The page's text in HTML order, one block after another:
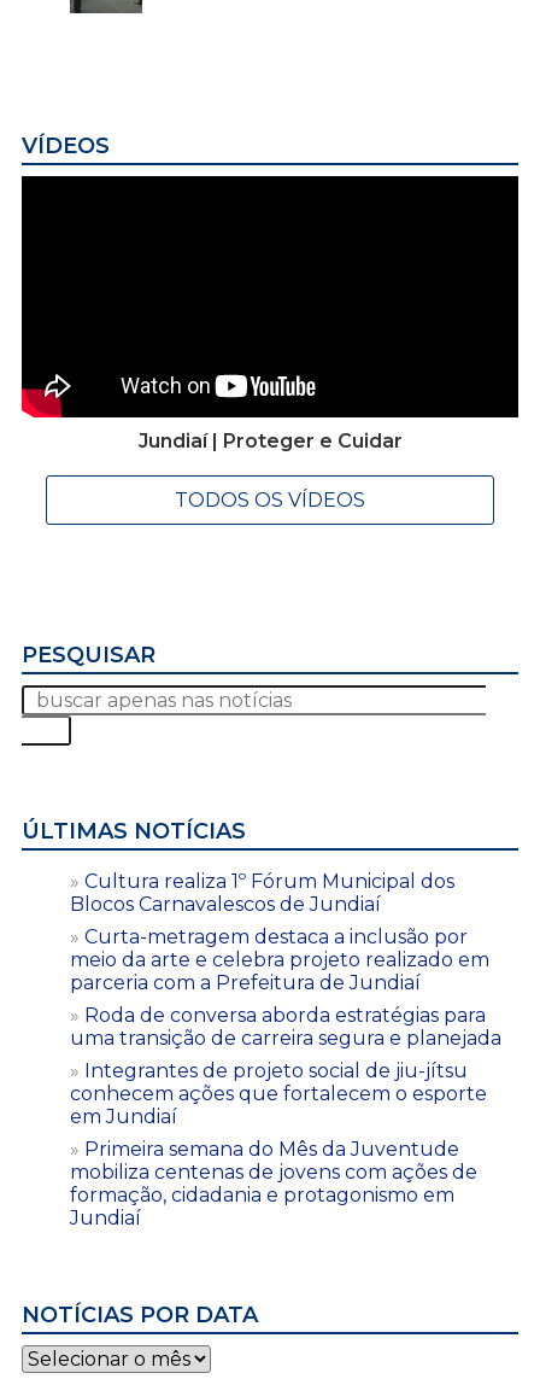
VÍDEOS
Jundiaí | Proteger e Cuidar
TODOS OS VÍDEOS
PESQUISAR
ÚLTIMAS NOTÍCIAS
Cultura realiza 1º Fórum Municipal dos
Blocos Carnavalescos de Jundiaí
Curta-metragem destaca a inclusão por
meio da arte e celebra projeto realizado em
parceria com a Prefeitura de Jundiaí
Roda de conversa aborda estratégias para
uma transição de carreira segura e planejada
Integrantes de projeto social de jiu-jítsu
conhecem ações que fortalecem o esporte
em Jundiaí
Primeira semana do Mês da Juventude
mobiliza centenas de jovens com ações de
formação, cidadania e protagonismo em
Jundiaí
NOTÍCIAS POR DATA
Notícias